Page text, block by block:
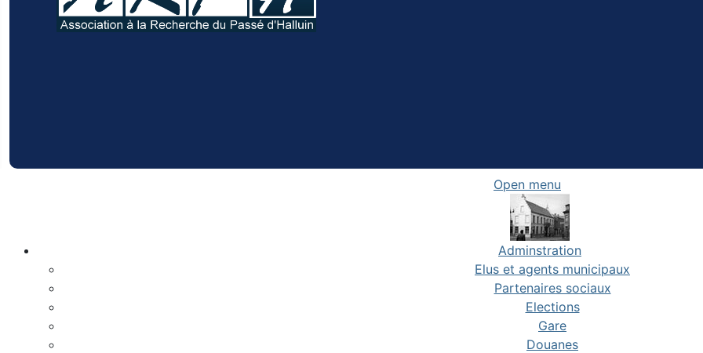
Open menu
Adminstration
Elus et agents municipaux
Partenaires sociaux
Elections
Gare
Douanes